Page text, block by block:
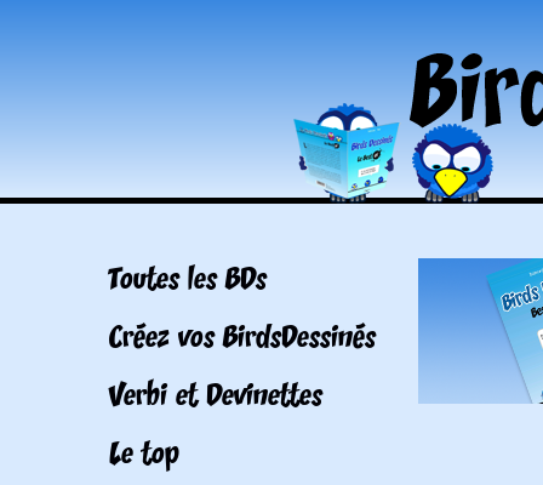
Toutes les BDs
Créez vos BirdsDessinés
Verbi et Devinettes
Le top